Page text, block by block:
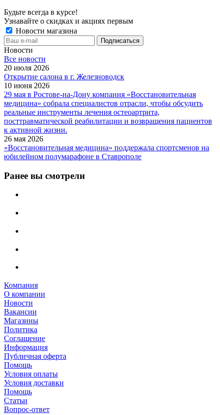
Будьте всегда в курсе!
Узнавайте о скидках и акциях первым
Новости магазина
Новости
Все новости
20 июля 2026
Открытие салона в г. Железноводск
10 июня 2026
29 мая в Ростове-на-Дону компания «Восстановительная
медицина» собрала специалистов отрасли, чтобы обсудить
реальные инструменты лечения остеоартрита,
посттравматической реабилитации и возвращения пациентов
к активной жизни.
26 мая 2026
«Восстановительная медицина» поддержала спортсменов на
юбилейном полумарафоне в Ставрополе
Ранее вы смотрели
Компания
О компании
Новости
Вакансии
Магазины
Политика
Соглашение
Информация
Публичная оферта
Помощь
Условия оплаты
Условия доставки
Помощь
Статьи
Вопрос-ответ